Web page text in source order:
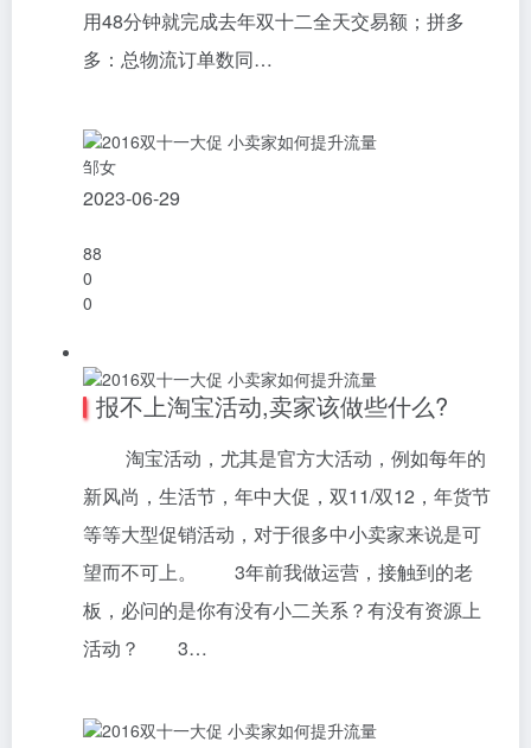
用48分钟就完成去年双十二全天交易额；拼多
多：总物流订单数同…
邹女
2023-06-29
88
0
0
报不上淘宝活动,卖家该做些什么?
淘宝活动，尤其是官方大活动，例如每年的
新风尚，生活节，年中大促，双11/双12，年货节
等等大型促销活动，对于很多中小卖家来说是可
望而不可上。 3年前我做运营，接触到的老
板，必问的是你有没有小二关系？有没有资源上
活动？ 3…